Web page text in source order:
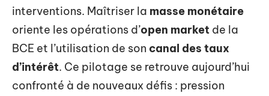
interventions. Maîtriser la masse monétaire
oriente les opérations d’open market de la
BCE et l’utilisation de son canal des taux
d’intérêt. Ce pilotage se retrouve aujourd’hui
confronté à de nouveaux défis : pression